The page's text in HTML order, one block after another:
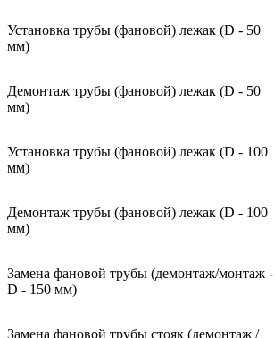
Установка трубы (фановой) лежак (D - 50
мм)
Демонтаж трубы (фановой) лежак (D - 50
мм)
Установка трубы (фановой) лежак (D - 100
мм)
Демонтаж трубы (фановой) лежак (D - 100
мм)
Замена фановой трубы (демонтаж/монтаж -
D - 150 мм)
Замена фановой трубы стояк (демонтаж /